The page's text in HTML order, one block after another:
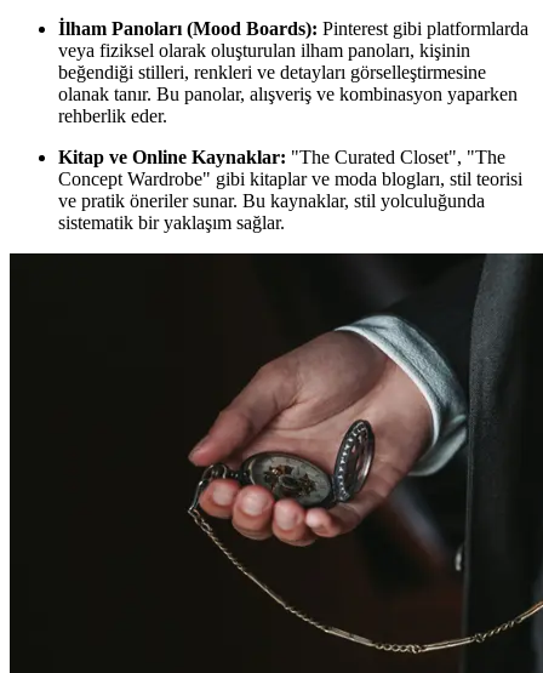
İlham Panoları (Mood Boards): Pinterest gibi platformlarda
veya fiziksel olarak oluşturulan ilham panoları, kişinin
beğendiği stilleri, renkleri ve detayları görselleştirmesine
olanak tanır. Bu panolar, alışveriş ve kombinasyon yaparken
rehberlik eder.
Kitap ve Online Kaynaklar: "The Curated Closet", "The
Concept Wardrobe" gibi kitaplar ve moda blogları, stil teorisi
ve pratik öneriler sunar. Bu kaynaklar, stil yolculuğunda
sistematik bir yaklaşım sağlar.